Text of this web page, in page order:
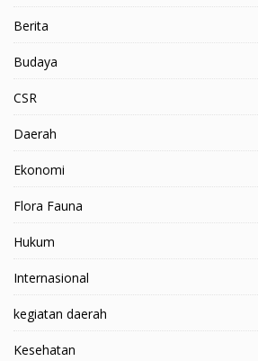
Berita
Budaya
CSR
Daerah
Ekonomi
Flora Fauna
Hukum
Internasional
kegiatan daerah
Kesehatan